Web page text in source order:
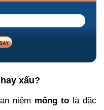
xấu?
niệm mông to là đặc